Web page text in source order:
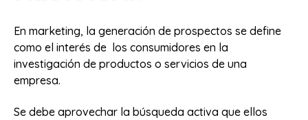
En marketing, la generación de prospectos se define
como el interés de los consumidores en la
investigación de productos o servicios de una
empresa.
Se debe aprovechar la búsqueda activa que ellos